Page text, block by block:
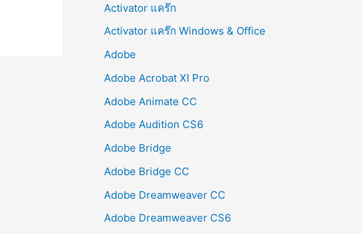
Activator แคร๊ก
Activator แคร๊ก Windows & Office
Adobe
Adobe Acrobat XI Pro
Adobe Animate CC
Adobe Audition CS6
Adobe Bridge
Adobe Bridge CC
Adobe Dreamweaver CC
Adobe Dreamweaver CS6